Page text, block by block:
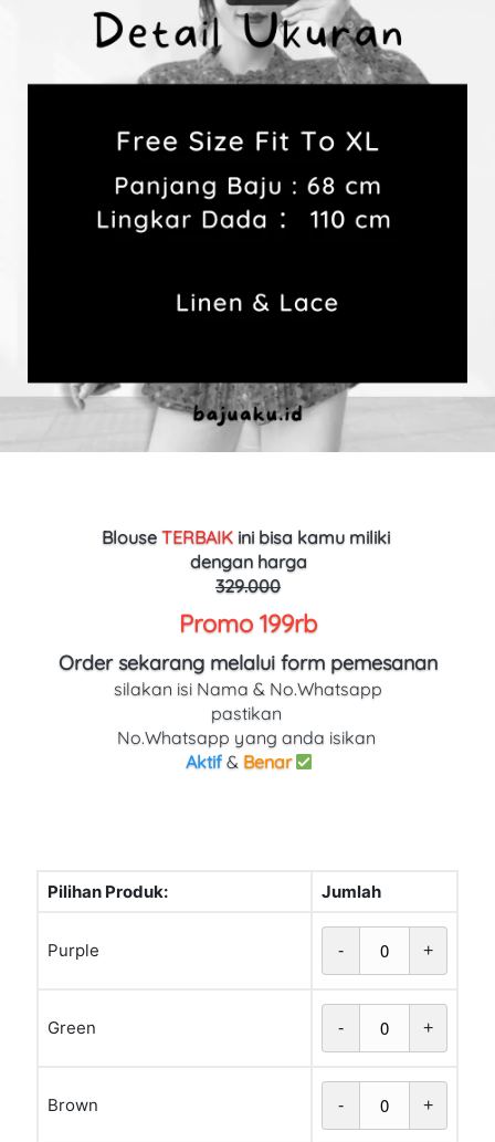
Blouse TERBAIK ini bisa kamu miliki
dengan harga
329.000
Promo 199rb
Order sekarang melalui form pemesanan
silakan isi Nama & No.Whatsapp
pastikan
No.Whatsapp yang anda isikan
Aktif & Benar
Pilihan Produk: Jumlah
Purple - +
Green - +
Brown - +